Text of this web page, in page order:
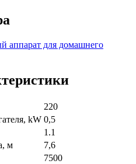
220
kW 0,5
1.1
м
7,6
7500